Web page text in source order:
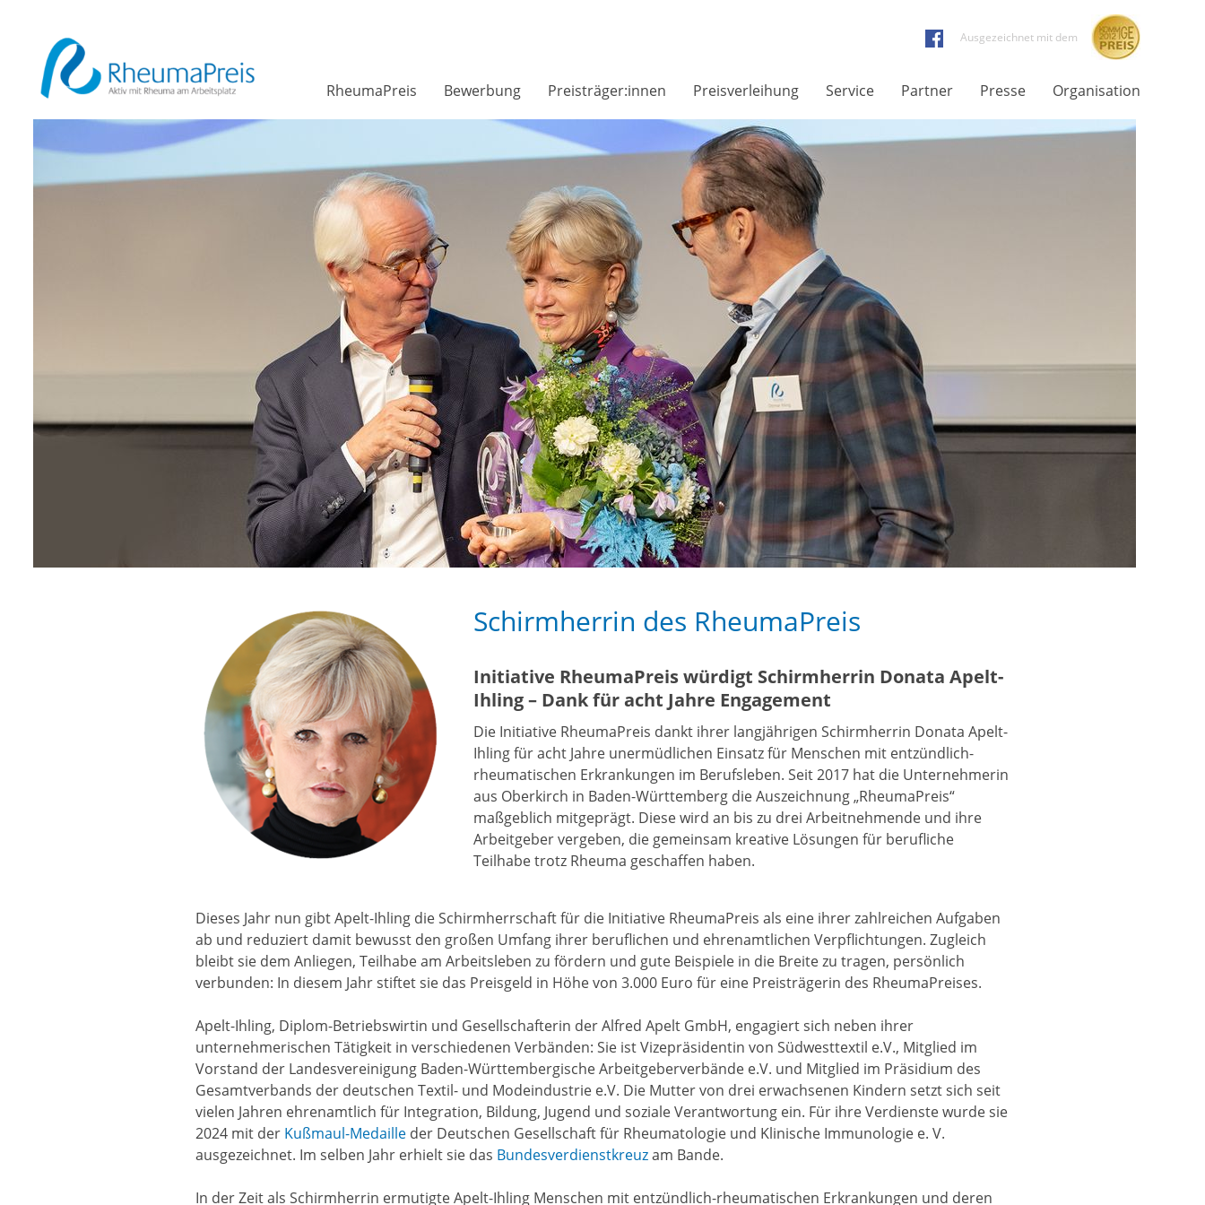
Ausgezeichnet mit dem
RheumaPreis Bewerbung Preisträger:innen Preisverleihung Service Partner Presse Organisation
Schirmherrin des RheumaPreis
Initiative RheumaPreis würdigt Schirmherrin Donata Apelt-
Ihling – Dank für acht Jahre Engagement
Die Initiative RheumaPreis dankt ihrer langjährigen Schirmherrin Donata Apelt-
Ihling für acht Jahre unermüdlichen Einsatz für Menschen mit entzündlich-
rheumatischen Erkrankungen im Berufsleben. Seit 2017 hat die Unternehmerin
aus Oberkirch in Baden-Württemberg die Auszeichnung „RheumaPreis“
maßgeblich mitgeprägt. Diese wird an bis zu drei Arbeitnehmende und ihre
Arbeitgeber vergeben, die gemeinsam kreative Lösungen für berufliche
Teilhabe trotz Rheuma geschaffen haben.
Dieses Jahr nun gibt Apelt-Ihling die Schirmherrschaft für die Initiative RheumaPreis als eine ihrer zahlreichen Aufgaben
ab und reduziert damit bewusst den großen Umfang ihrer beruflichen und ehrenamtlichen Verpflichtungen. Zugleich
bleibt sie dem Anliegen, Teilhabe am Arbeitsleben zu fördern und gute Beispiele in die Breite zu tragen, persönlich
verbunden: In diesem Jahr stiftet sie das Preisgeld in Höhe von 3.000 Euro für eine Preisträgerin des RheumaPreises.
Apelt-Ihling, Diplom-Betriebswirtin und Gesellschafterin der Alfred Apelt GmbH, engagiert sich neben ihrer
unternehmerischen Tätigkeit in verschiedenen Verbänden: Sie ist Vizepräsidentin von Südwesttextil e.V., Mitglied im
Vorstand der Landesvereinigung Baden-Württembergische Arbeitgeberverbände e.V. und Mitglied im Präsidium des
Gesamtverbands der deutschen Textil- und Modeindustrie e.V. Die Mutter von drei erwachsenen Kindern setzt sich seit
vielen Jahren ehrenamtlich für Integration, Bildung, Jugend und soziale Verantwortung ein. Für ihre Verdienste wurde sie
2024 mit der Kußmaul-Medaille der Deutschen Gesellschaft für Rheumatologie und Klinische Immunologie e. V.
ausgezeichnet. Im selben Jahr erhielt sie das Bundesverdienstkreuzam Bande.
In der Zeit als Schirmherrin ermutigte Apelt-Ihling Menschen mit entzündlich-rheumatischen Erkrankungen und deren